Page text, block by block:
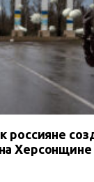
россияне
Херсонщине